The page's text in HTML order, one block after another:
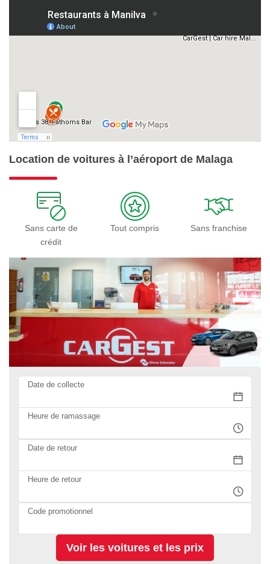
Location de voitures à l’aéroport de Malaga
Sans carte de
crédit
Tout compris Sans franchise
Date de collecte
Heure de ramassage
Date de retour
Heure de retour
Code promotionnel